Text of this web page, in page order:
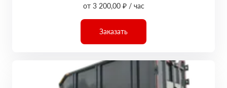
от 3 200,00 ₽ / час
Заказать